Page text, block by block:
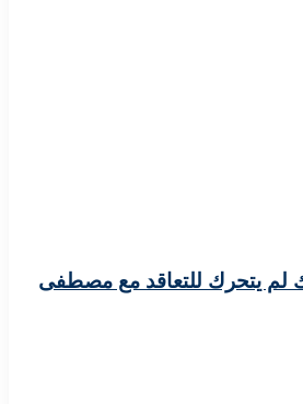
لم يتحرك للتعاقد مع مصطفى